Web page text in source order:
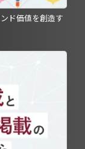
ド価値を創造す